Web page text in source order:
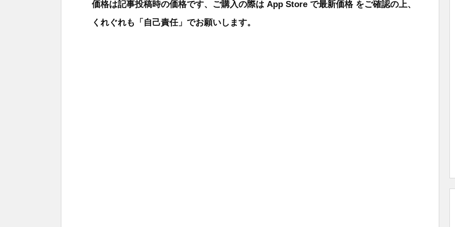
価格は記事投稿時の価格です、ご購入の際は App Store で最新価格 をご確認の上、
くれぐれも「自己責任」でお願いします。